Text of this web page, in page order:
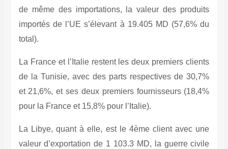
de même des importations, la valeur des produits
importés de l’UE s’élevant à 19.405 MD (57,6% du
total).
La France et l’Italie restent les deux premiers clients
de la Tunisie, avec des parts respectives de 30,7%
et 21,6%, et ses deux premiers fournisseurs (18,4%
pour la France et 15,8% pour l’Italie).
La Libye, quant à elle, est le 4ème client avec une
valeur d’exportation de 1 103.3 MD, la guerre civile